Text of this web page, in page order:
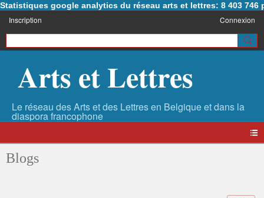
Statistiques google analytics du réseau arts et lettres: 8 403 746
Inscription Connexion
Arts et Lettres
Blogs